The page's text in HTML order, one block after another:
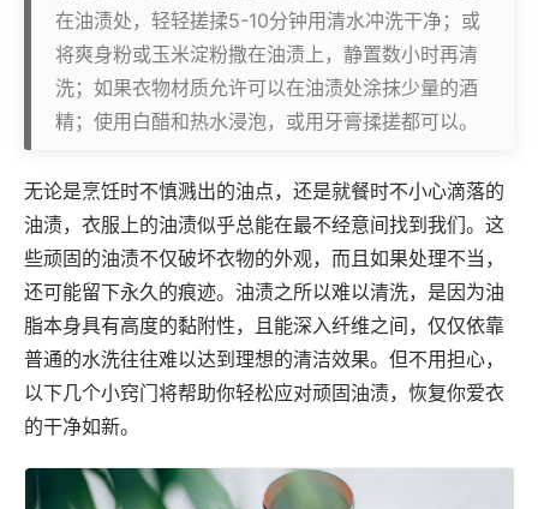
在油渍处，轻轻搓揉5-10分钟用清水冲洗干净；或
将爽身粉或玉米淀粉撒在油渍上，静置数小时再清
洗；如果衣物材质允许可以在油渍处涂抹少量的酒
精；使用白醋和热水浸泡，或用牙膏揉搓都可以。
无论是烹饪时不慎溅出的油点，还是就餐时不小心滴落的
油渍，衣服上的油渍似乎总能在最不经意间找到我们。这
些顽固的油渍不仅破坏衣物的外观，而且如果处理不当，
还可能留下永久的痕迹。油渍之所以难以清洗，是因为油
脂本身具有高度的黏附性，且能深入纤维之间，仅仅依靠
普通的水洗往往难以达到理想的清洁效果。但不用担心，
以下几个小窍门将帮助你轻松应对顽固油渍，恢复你爱衣
的干净如新。